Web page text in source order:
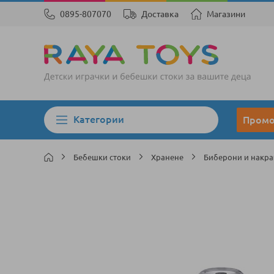
0895-807070 Доставка Магазини
Категории
Бебешки стоки Хранене Биберони и